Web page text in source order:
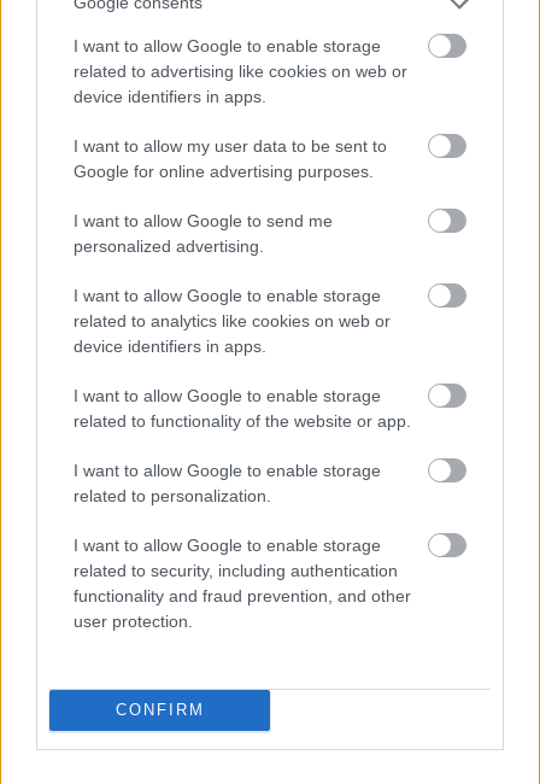
I want to allow Google to enable storage
related to advertising like cookies on web or
device identifiers in apps.
I want to allow my user data to be sent to
Google for online advertising purposes.
I want to allow Google to send me
personalized advertising.
I want to allow Google to enable storage
related to analytics like cookies on web or
device identifiers in apps.
I want to allow Google to enable storage
related to functionality of the website or app.
I want to allow Google to enable storage
related to personalization.
I want to allow Google to enable storage
related to security, including authentication
functionality and fraud prevention, and other
user protection.
CONFIRM
Címkék:kritika horror spoiler **** guillermo del toro
universal romance mia wasikowska jessica chastain
hunnam tom hiddleston
Ajánlott bejegyzések: